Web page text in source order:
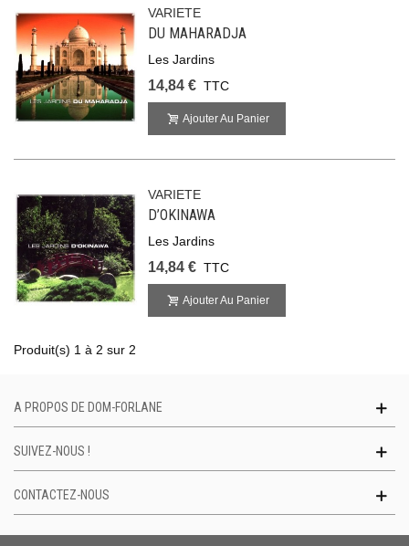
VARIETE
DU MAHARADJA
Les Jardins
14,84 € TTC
Ajouter Au Panier
VARIETE
D’OKINAWA
Les Jardins
14,84 € TTC
Ajouter Au Panier
Produit(s) 1 à 2 sur 2
A PROPOS DE DOM-FORLANE
SUIVEZ-NOUS !
CONTACTEZ-NOUS